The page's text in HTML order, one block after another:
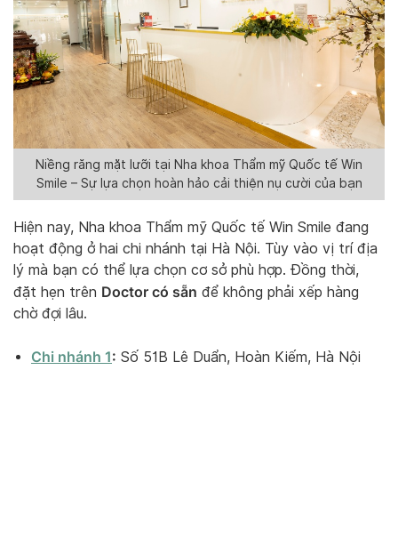
Niềng răng mặt lưỡi tại Nha khoa Thẩm mỹ Quốc tế Win
Smile – Sự lựa chọn hoàn hảo cải thiện nụ cười của bạn
Hiện nay, Nha khoa Thẩm mỹ Quốc tế Win Smile đang
hoạt động ở hai chi nhánh tại Hà Nội. Tùy vào vị trí địa
lý mà bạn có thể lựa chọn cơ sở phù hợp. Đồng thời,
đặt hẹn trên Doctor có sẵn để không phải xếp hàng
chờ đợi lâu.
Chi nhánh 1: Số 51B Lê Duẩn, Hoàn Kiếm, Hà Nội